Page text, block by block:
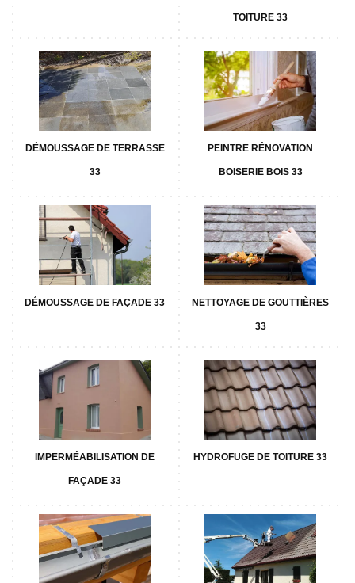
TOITURE 33
DÉMOUSSAGE DE TERRASSE
33
PEINTRE RÉNOVATION
BOISERIE BOIS 33
DÉMOUSSAGE DE FAÇADE 33 NETTOYAGE DE GOUTTIÈRES
33
IMPERMÉABILISATION DE
FAÇADE 33
HYDROFUGE DE TOITURE 33